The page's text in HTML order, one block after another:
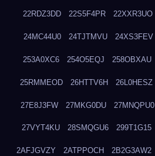
22RDZ3DD 22S5F4PR 22XXR3UO
24MC44U0 24TJTMVU 24XS3FEV
253A0XC6 254O5EQJ 258OBXAU
25RMMEOD 26HTTV6H 26L0HESZ
27E8J3FW 27MKG0DU 27MNQPU0
27VYT4KU 28SMQGU6 299T1G15
2AFJGVZY 2ATPPOCH 2B2G3AW2